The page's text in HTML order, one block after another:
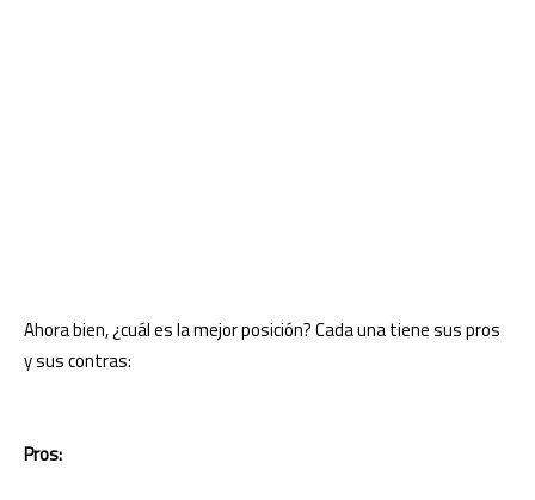
Ahora bien, ¿cuál es la mejor posición? Cada una tiene sus pros
y sus contras:
Pros: